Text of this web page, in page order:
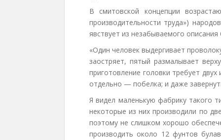
В смитовской концепции
производительности труда»)
явствует из незабываемого
«Один человек выдергивает
заостряет, пятый размалывает
приготовление головки требует
отдельно — побелка; и даже
Я видел маленькую фабрику такого
некоторые из них производили по
поэтому не слишком хорошо
производить около 12 фунтов